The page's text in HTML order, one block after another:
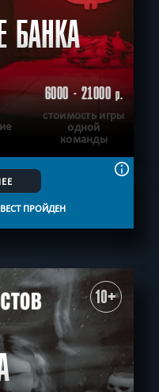
БАНКА
6000 - 21000р.
стоимость игры
одной
команды
ПРОЙДЕН
10+